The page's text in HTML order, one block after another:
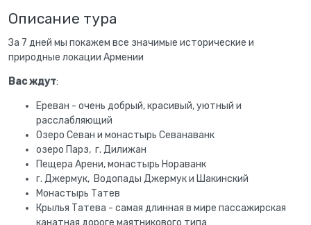
Описание тура
За 7 дней мы покажем все значимые исторические и
природные локации Армении
Вас ждут:
Ереван - очень добрый, красивый, уютный и
расслабляющий
Озеро Севан и монастырь Севанаванк
озеро Парз, г. Дилижан
Пещера Арени, монастырь Нораванк
г. Джермук, Водопады Джермук и Шакинский
Монастырь Татев
Крылья Татева - самая длинная в мире пассажирская
канатная дороге маятникового типа